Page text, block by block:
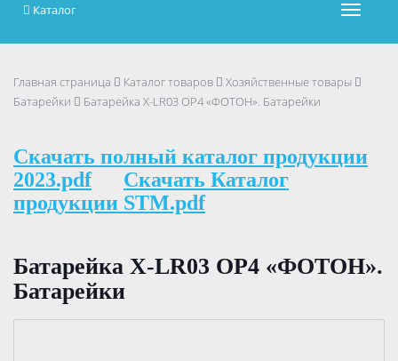
Каталог
Главная страница Каталог товаров
Хозяйственные товары
Батарейки
Батарейка X-LR03 ОР4 «ФОТОН». Батарейки
Скачать полный каталог продукции
2023.pdf
Скачать Каталог
продукции STM.pdf
Батарейка X-LR03 ОР4 «ФОТОН».
Батарейки